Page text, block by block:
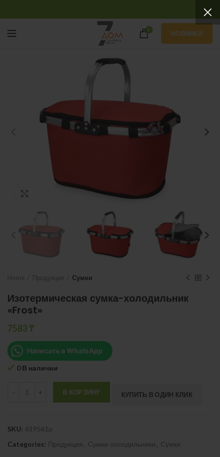
0 НОВИНКИ
Нажмите, чтобы увеличить
Сумки
Изотермическая сумка-холодильник
«Frost»
7583₸
Написать в WhatsApp
0 В наличии
В КОРЗИНУ КУПИТЬ В ОДИН КЛИК
SKU: 619561p
Categories: Продукция Сумки-холодильники Сумки